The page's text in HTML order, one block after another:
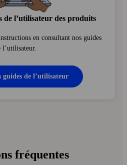
de l’utilisateur des produits
en consultant nos guides
l’utilisateur.
guides de l’utilisateur
fréquentes